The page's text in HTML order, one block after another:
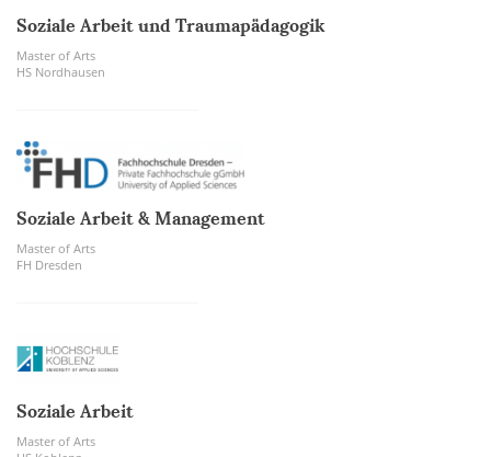
Soziale Arbeit und Traumapädagogik
Master of Arts
HS Nordhausen
Soziale Arbeit & Management
Master of Arts
FH Dresden
Soziale Arbeit
Master of Arts